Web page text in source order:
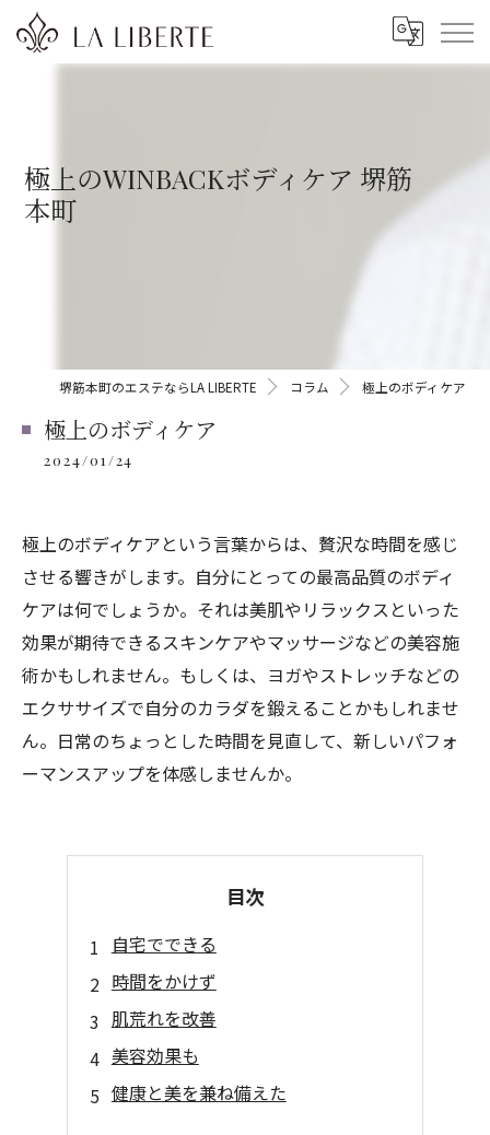
極上のWINBACKボディケア 堺筋
本町
堺筋本町のエステならLA LIBERTE コラム 極上のボディケア
極上のボディケア
2024/01/24
極上のボディケアという言葉からは、贅沢な時間を感じ
させる響きがします。自分にとっての最高品質のボディ
ケアは何でしょうか。それは美肌やリラックスといった
効果が期待できるスキンケアやマッサージなどの美容施
術かもしれません。もしくは、ヨガやストレッチなどの
エクササイズで自分のカラダを鍛えることかもしれませ
ん。日常のちょっとした時間を見直して、新しいパフォ
ーマンスアップを体感しませんか。
目次
自宅でできる
時間をかけず
肌荒れを改善
美容効果も
健康と美を兼ね備えた